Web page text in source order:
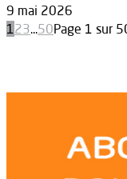
9 mai 2026
123...50Page 1 sur